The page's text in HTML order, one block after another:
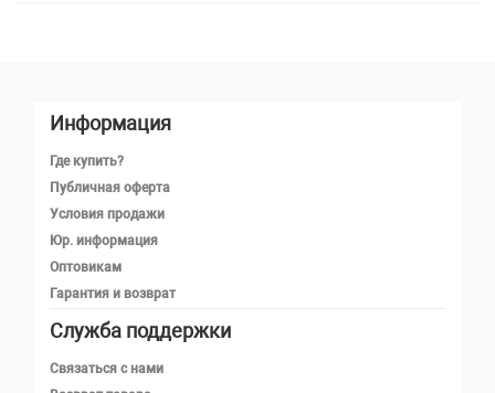
Информация
Где купить?
Публичная оферта
Условия продажи
Юр. информация
Оптовикам
Гарантия и возврат
Служба поддержки
Связаться с нами